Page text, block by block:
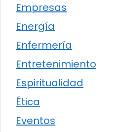
Empresas
Energía
Enfermería
Entretenimiento
Espiritualidad
Ética
Eventos